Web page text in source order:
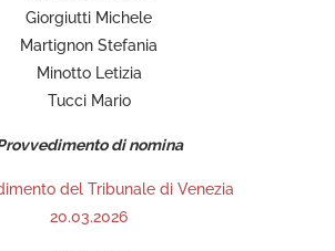
Giorgiutti Michele
Martignon Stefania
Minotto Letizia
Tucci Mario
di nomina
del Tribunale di Venezia
20.03.2026